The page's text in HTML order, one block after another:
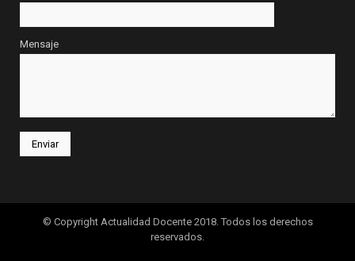
Mensaje
© Copyright Actualidad Docente 2018. Todos los derechos
reservados.